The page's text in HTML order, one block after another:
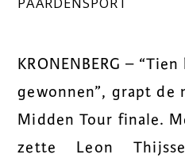
KRONENBERG –
gewonnen”, grapt de
Midden Tour finale.
zette Leon